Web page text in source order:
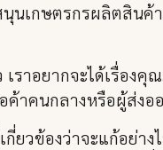
นเกษตรกรผลิตสิน
เราอยากจะได้เรื่อ
าคนกลางหรือผู้ส่ง
ยวข้องว่าจะแก้อย่